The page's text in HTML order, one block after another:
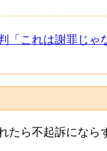
これは謝罪じゃ
たら不起訴になら